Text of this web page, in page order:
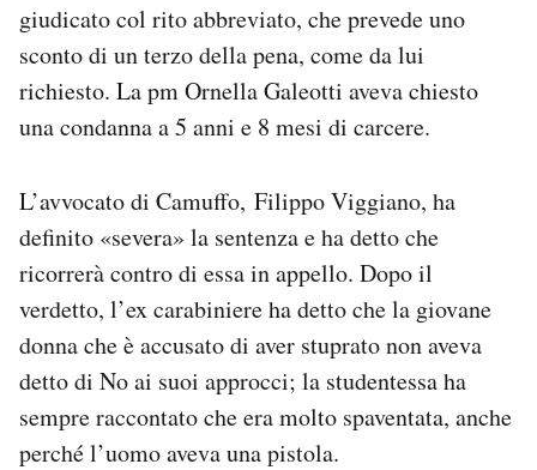
giudicato col rito abbreviato, che prevede uno
sconto di un terzo della pena, come da lui
richiesto. La pm Ornella Galeotti aveva chiesto
una condanna a 5 anni e 8 mesi di carcere.
L’avvocato di Camuffo, Filippo Viggiano, ha
definito «severa» la sentenza e ha detto che
ricorrerà contro di essa in appello. Dopo il
verdetto, l’ex carabiniere ha detto che la giovane
donna che è accusato di aver stuprato non aveva
detto di No ai suoi approcci; la studentessa ha
sempre raccontato che era molto spaventata, anche
perché l’uomo aveva una pistola.